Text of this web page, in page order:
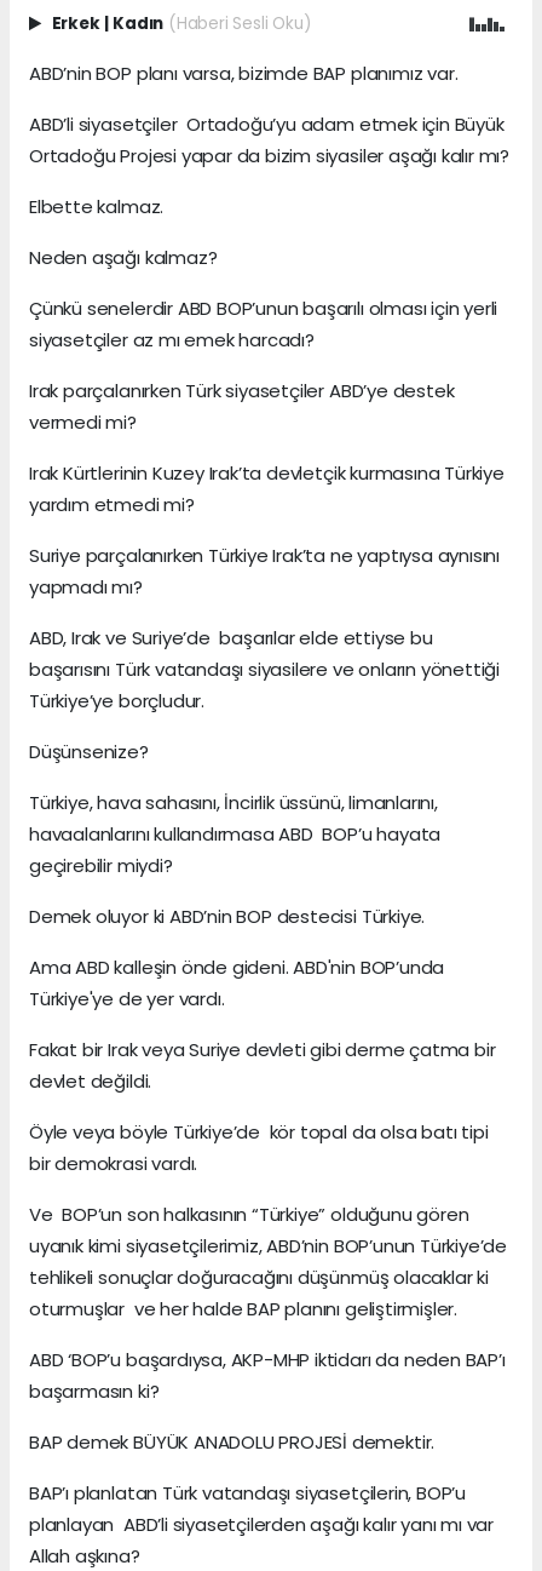
Erkek Kadın (Haberi Sesli Oku)
ABD’nin BOP planı varsa, bizimde BAP planımız var.
ABD’li siyasetçiler Ortadoğu’yu adam etmek için Büyük
Ortadoğu Projesi yapar da bizim siyasiler aşağı kalır mı?
Elbette kalmaz.
Neden aşağı kalmaz?
Çünkü senelerdir ABD BOP’unun başarılı olması için yerli
siyasetçiler az mı emek harcadı?
Irak parçalanırken Türk siyasetçiler ABD’ye destek
vermedi mi?
Irak Kürtlerinin Kuzey Irak’ta devletçik kurmasına Türkiye
yardım etmedi mi?
Suriye parçalanırken Türkiye Irak’ta ne yaptıysa aynısını
yapmadı mı?
ABD, Irak ve Suriye’de başarılar elde ettiyse bu
başarısını Türk vatandaşı siyasilere ve onların yönettiği
Türkiye’ye borçludur.
Düşünsenize?
Türkiye, hava sahasını, İncirlik üssünü, limanlarını,
havaalanlarını kullandırmasa ABD BOP’u hayata
geçirebilir miydi?
Demek oluyor ki ABD’nin BOP destecisi Türkiye.
Ama ABD kalleşin önde gideni. ABD'nin BOP’unda
Türkiye'ye de yer vardı.
Fakat bir Irak veya Suriye devleti gibi derme çatma bir
devlet değildi.
Öyle veya böyle Türkiye’de kör topal da olsa batı tipi
bir demokrasi vardı.
Ve BOP’un son halkasının “Türkiye” olduğunu gören
uyanık kimi siyasetçilerimiz, ABD’nin BOP’unun Türkiye’de
tehlikeli sonuçlar doğuracağını düşünmüş olacaklar ki
oturmuşlar ve her halde BAP planını geliştirmişler.
ABD ‘BOP’u başardıysa, AKP-MHP iktidarı da neden BAP’ı
başarmasın ki?
BAP demek BÜYÜK ANADOLU PROJESİ demektir.
BAP’ı planlatan Türk vatandaşı siyasetçilerin, BOP’u
planlayan ABD’li siyasetçilerden aşağı kalır yanı mı var
Allah aşkına?